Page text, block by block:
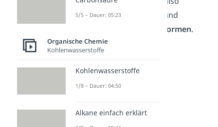
Polystyrol aufschmelzen und
verformen.
5/5 – Dauer: 05:23
Organische Chemie
Kohlenwasserstoffe
Kohlenwasserstoffe
1/8 – Dauer: 04:50
Alkane einfach erklärt